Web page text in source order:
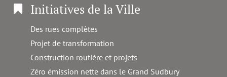
Initiatives de la Ville
Des rues complètes
Projet de transformation
Construction routière et projets
Zéro émission nette dans le Grand Sudbury